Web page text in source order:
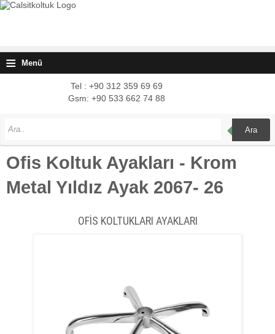
≡ Menü
Tel : +90 312 359 69 69
Gsm: +90 533 662 74 88
Ara
Ofis Koltuk Ayakları - Krom
Metal Yıldız Ayak 2067- 26
OFİS KOLTUKLARI AYAKLARI